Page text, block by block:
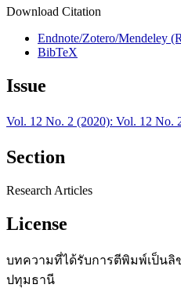
Download Citation
Endnote/Zotero/Mendeley
BibTeX
Issue
Vol. 12 No. 2 (2020): Vol. 12 No.
Section
Research Articles
License
บทความที่ได้รับการตีพิมพ์เป็นลิ
ปทุมธานี